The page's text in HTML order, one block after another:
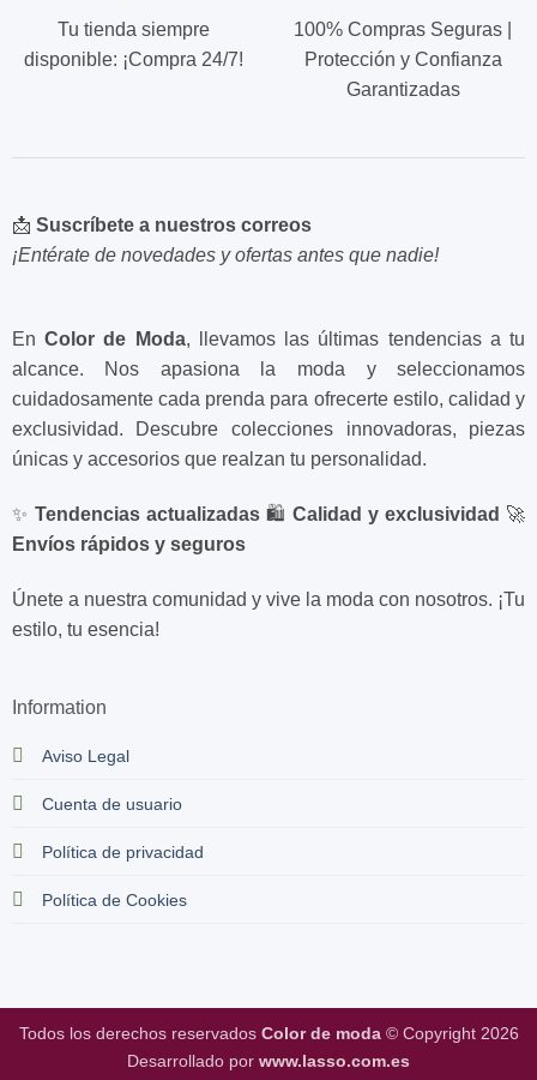
Tu tienda siempre
disponible: ¡Compra 24/7!
100% Compras Seguras |
Protección y Confianza
Garantizadas
EnColor de Moda, llevamos las últimas tendencias a tu
alcance. Nos apasiona la moda y seleccionamos
cuidadosamente cada prenda para ofrecerte estilo, calidad y
exclusividad. Descubre colecciones innovadoras, piezas
únicas y accesorios que realzan tu personalidad.
✨ Tendencias actualizadas🛍️Calidad y exclusividad 🚀
Envíos rápidos y seguros
Únete a nuestra comunidad y vive la moda con nosotros. ¡Tu
estilo, tu esencia!
Information
Aviso Legal
Cuenta de usuario
Política de privacidad
Política de Cookies
📩 Suscríbete a nuestros correos
¡Entérate de novedades y ofertas antes que nadie!
Todos los derechos reservados Color de moda© Copyright 2026
Desarrollado por www.lasso.com.es